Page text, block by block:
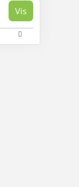
Vis